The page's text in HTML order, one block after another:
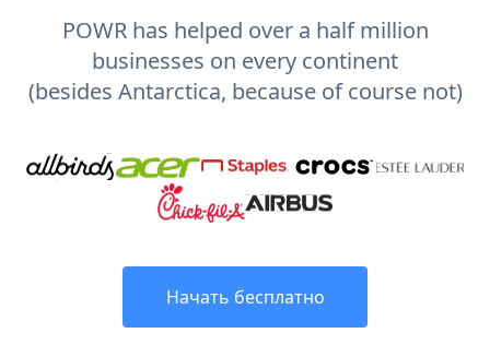
POWR has helped over a half million
businesses on every continent
(besides Antarctica, because of course not)
Начать бесплатно